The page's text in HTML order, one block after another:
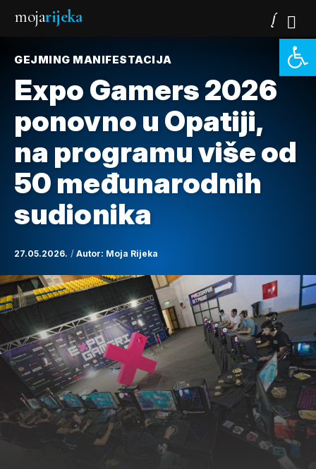
mojarijeka
GEJMING MANIFESTACIJA
Expo Gamers 2026
ponovno u Opatiji,
na programu više od
50 međunarodnih
sudionika
27.05.2026. Autor: Moja Rijeka